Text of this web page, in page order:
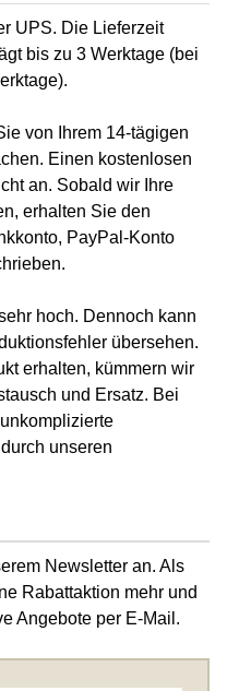
UPS. Die Lieferzeit
bis zu 3 Werktage (bei
von Ihrem 14-tägigen
Einen kostenlosen
an. Sobald wir Ihre
erhalten Sie den
PayPal-Konto
hoch. Dennoch kann
übersehen.
erhalten, kümmern wir
und Ersatz. Bei
unseren
Newsletter an. Als
Rabattaktion mehr und
Angebote per E-Mail.